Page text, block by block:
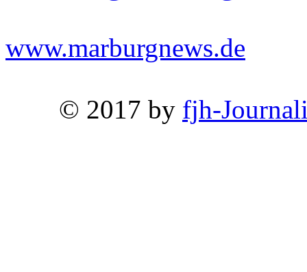
www.marburgnews.de
© 2017 by fjh-